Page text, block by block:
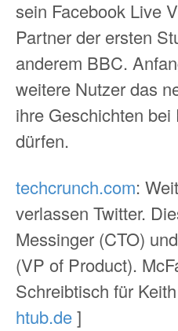
sein Facebook Live
Partner der ersten
anderem BBC.
weitere Nutzer das
ihre Geschichten bei
dürfen.
techcrunch.com:
verlassen Twitter.
Messinger (CTO)
(VP of Product).
Schreibtisch für
htub.de]